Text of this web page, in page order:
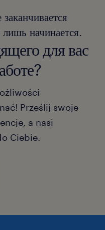
начинается.
для вас
Prześlij swoje
a nasi
Ciebie.